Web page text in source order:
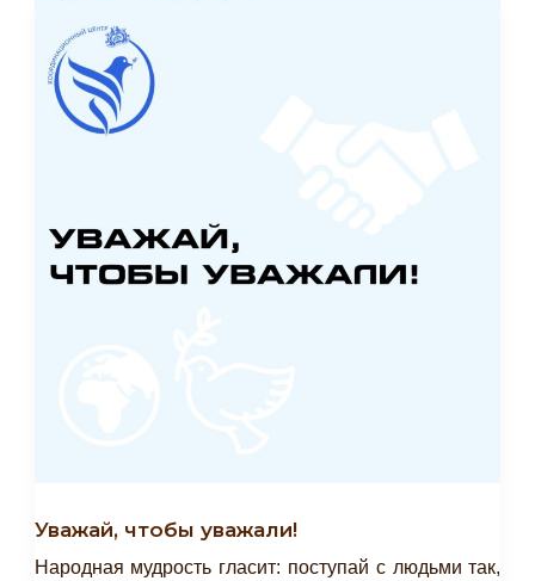
Уважай, чтобы уважали!
Народная мудрость гласит: поступай с людьми так,